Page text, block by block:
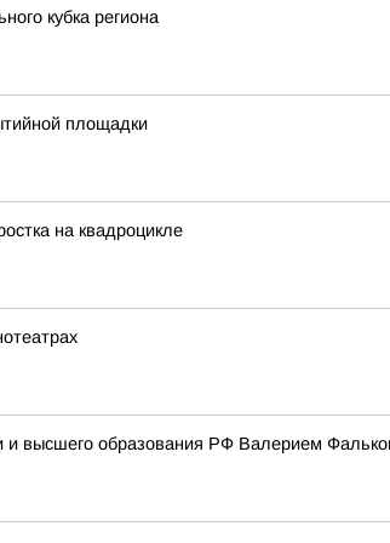
кубка региона
площадки
на квадроцикле
и высшего образования РФ Валерием